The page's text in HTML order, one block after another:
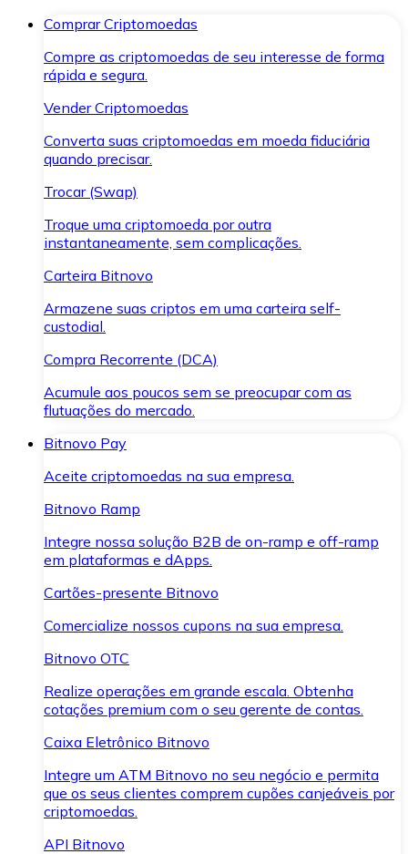
Comprar Criptomoedas
Compre as criptomoedas de seu interesse de forma
rápida e segura.
Vender Criptomoedas
Converta suas criptomoedas em moeda fiduciária
quando precisar.
Trocar (Swap)
Troque uma criptomoeda por outra
instantaneamente, sem complicações.
Carteira Bitnovo
Armazene suas criptos em uma carteira self-
custodial.
Compra Recorrente (DCA)
Acumule aos poucos sem se preocupar com as
flutuações do mercado.
Bitnovo Pay
Aceite criptomoedas na sua empresa.
Bitnovo Ramp
Integre nossa solução B2B de on-ramp e off-ramp
em plataformas e dApps.
Cartões-presente Bitnovo
Comercialize nossos cupons na sua empresa.
Bitnovo OTC
Realize operações em grande escala. Obtenha
cotações premium com o seu gerente de contas.
Caixa Eletrônico Bitnovo
Integre um ATM Bitnovo no seu negócio e permita
que os seus clientes comprem cupões canjeáveis por
criptomoedas.
API Bitnovo